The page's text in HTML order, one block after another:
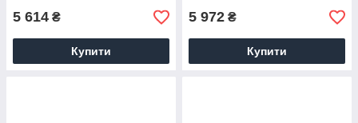
5 614 ₴
Купити
5 972 ₴
Купити